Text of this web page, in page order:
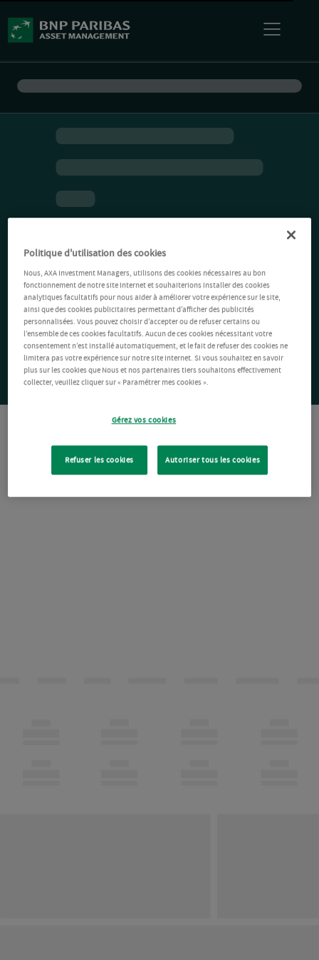
Politique d'utilisation des cookies
Nous, AXA Investment Managers, utilisons des cookies nécessaires au bon
fonctionnement de notre site Internet et souhaiterions installer des cookies
analytiques facultatifs pour nous aider à améliorer votre expérience sur le site,
ainsi que des cookies publicitaires permettant d’afficher des publicités
personnalisées. Vous pouvez choisir d’accepter ou de refuser certains ou
l’ensemble de ces cookies facultatifs. Aucun de ces cookies nécessitant votre
consentement n’est installé automatiquement, et le fait de refuser des cookies ne
limitera pas votre expérience sur notre site Internet. Si vous souhaitez en savoir
plus sur les cookies que Nous et nos partenaires tiers souhaitons effectivement
collecter, veuillez cliquer sur « Paramétrer mes cookies ».
Gérez vos cookies
Refuser les cookies Autoriser tous les cookies